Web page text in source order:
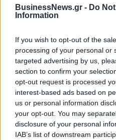
BusinessNews.gr - Do
Information
If you wish to opt-out of the
processing of your personal or
targeted advertising by us,
section to confirm your
opt-out request is processed
interest-based ads based on
us or personal information
your opt-out. You may
disclosure of your personal
IAB’s list of downstream
FTSE4Good
Alpha Bank: Για πρώτη φορά το
πύλες του σε όλους
ΠΕΡΙΣΣΌΤΕΡΑ ΣΕ